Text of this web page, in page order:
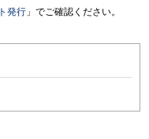
発行 」でご確認ください。